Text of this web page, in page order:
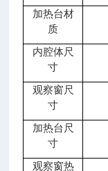
加热台材
质
内腔体尺
寸
观察窗尺
寸
加热台尺
寸
观察窗热